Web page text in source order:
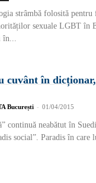
strâmbă folosită pentru
sexuale LGBT în
în...
cuvânt în
București - 01/04/2015
continuă neabătut în
social”. Paradis în care